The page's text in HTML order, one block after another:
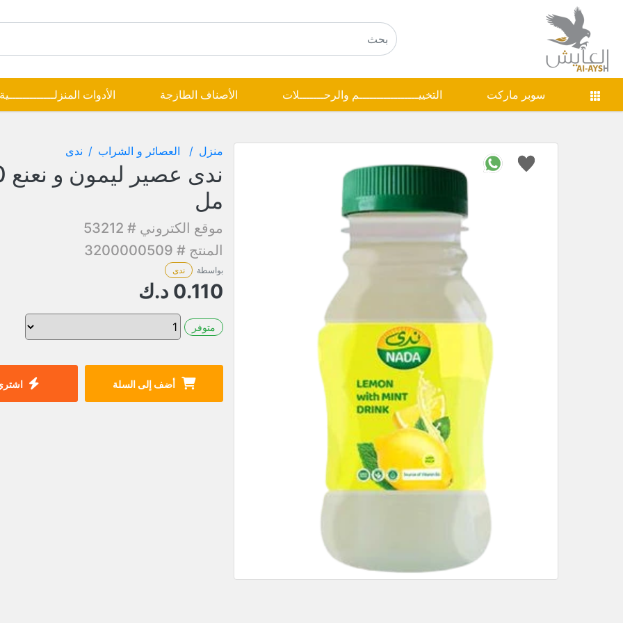
سوبر ماركت التخييـــــــــــــــــم والرحـــــــلات الأصناف الطازجة الأدوات المنزلـــــــــــــية
منزل العصائر و الشراب ندى
مل
موقع الكتروني # 53212
المنتج # 3200000509
بواسطة ندى
0.110 د.ك
متوفر
أضف إلى السلة